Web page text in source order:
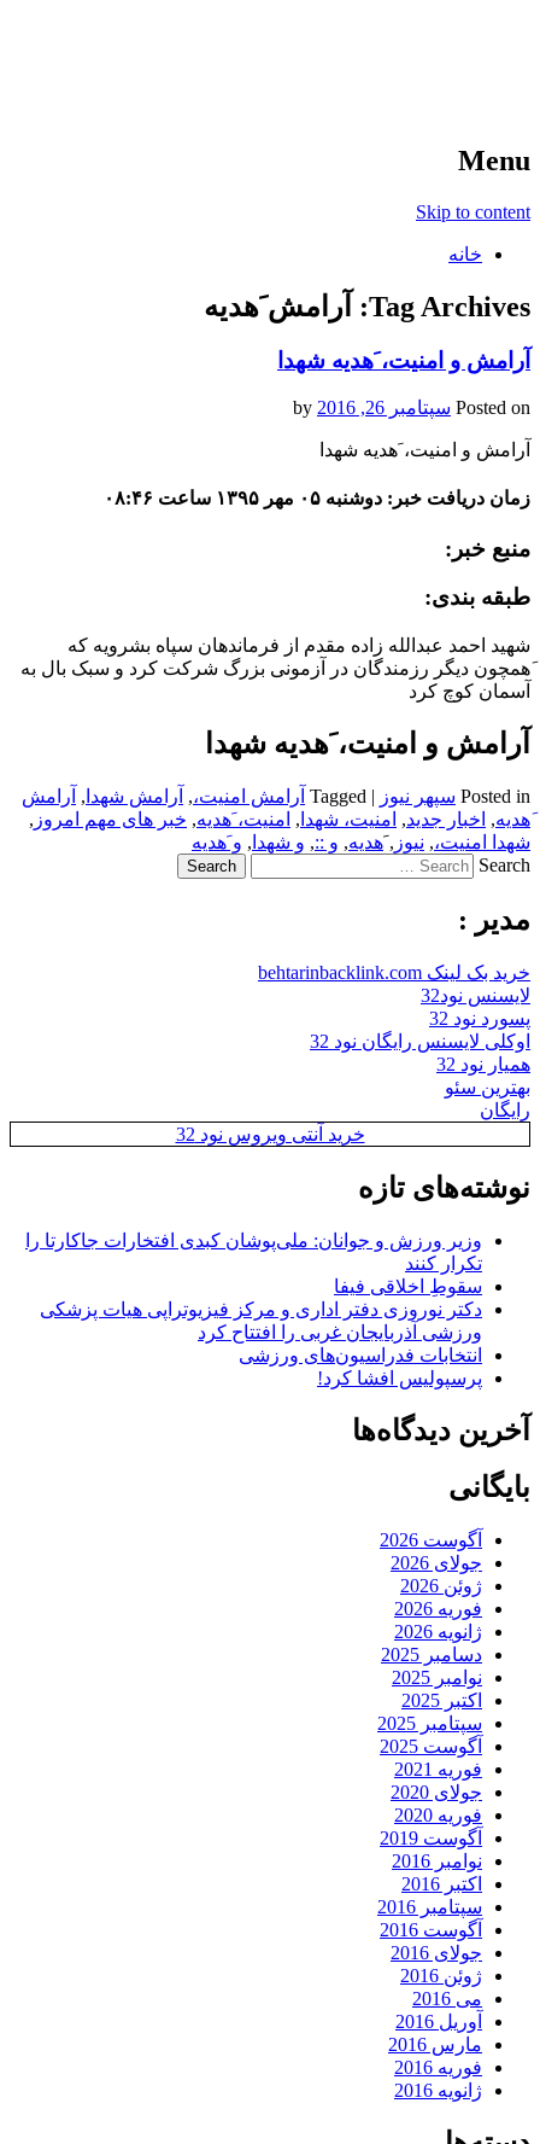
Menu
Skip to content
خانه
Tag Archives: آرامش َهدیه
آرامش و امنیت، َهدیه شهدا
Posted on سپتامبر 26, 2016
آرامش و امنیت، َهدیه شهدا
زمان دریافت خبر: دوشنبه ۰۵ مهر ۱۳۹۵ ساعت ۰۸:۴۶
منبع خبر:
طبقه بندی:
شهید احمد عبدالله زاده مقدم از فرماندهان سپاه بشرویه که
َهمچون دیگر رزمندگان در آزمونی بزرگ شرکت کرد و سبک بال به
آسمان کوچ کرد
آرامش و امنیت، َهدیه شهدا
Posted in سپهر نیوز |
Tagged آرامش امنیت،, آرامش شهدا , آرامش
َهدیه, اخبار جدید, امنیت، شهدا , امنیت، َهدیه, خبر های مهم امروز ,
شهدا امنیت،, نیوز ,َهدیه, و ::, و شهدا , و َهدیه
Search
مدیر :
خرید بک لینک behtarinbacklink.com
لایسنس نود32
پسورد نود 32
اوکلی لایسنس رایگان نود 32
همیار نود 32
بهترین سئو
رایگان
خرید آنتی ویروس نود 32
نوشته‌های تازه
وزیر ورزش و جوانان: ملی‌پوشان کبدی افتخارات جاکارتا را
تکرار کنند
سقوطِ اخلاقی فیفا
دکتر نوروزی دفتر اداری و مرکز فیزیوتراپی هیات پزشکی
ورزشی آذربایجان غربی را افتتاح کرد
انتخابات فدراسیون‌های ورزشی
پرسپولیس افشا کرد!
آخرین دیدگاه‌ها
بایگانی
آگوست 2026
جولای 2026
ژوئن 2026
فوریه 2026
ژانویه 2026
دسامبر 2025
نوامبر 2025
اکتبر 2025
سپتامبر 2025
آگوست 2025
فوریه 2021
جولای 2020
فوریه 2020
آگوست 2019
نوامبر 2016
اکتبر 2016
سپتامبر 2016
آگوست 2016
جولای 2016
ژوئن 2016
می 2016
آوریل 2016
مارس 2016
فوریه 2016
ژانویه 2016